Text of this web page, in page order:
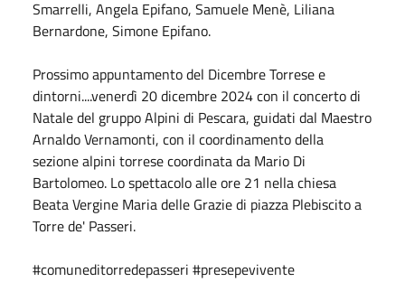
Smarrelli, Angela Epifano, Samuele Menè, Liliana
Bernardone, Simone Epifano.
Prossimo appuntamento del Dicembre Torrese e
dintorni....venerdì 20 dicembre 2024 con il concerto di
Natale del gruppo Alpini di Pescara, guidati dal Maestro
Arnaldo Vernamonti, con il coordinamento della
sezione alpini torrese coordinata da Mario Di
Bartolomeo. Lo spettacolo alle ore 21 nella chiesa
Beata Vergine Maria delle Grazie di piazza Plebiscito a
Torre de' Passeri.
#comuneditorredepasseri #presepevivente